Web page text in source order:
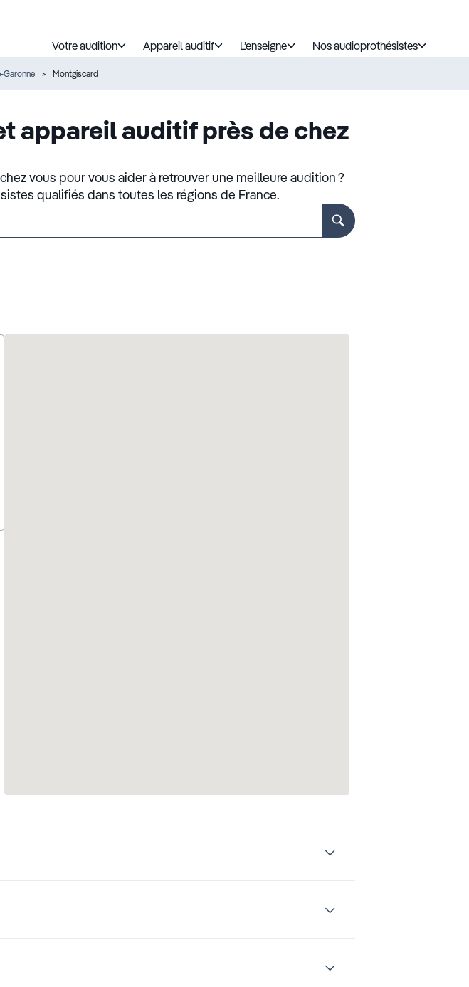
Votre audition Appareil auditif L’enseigne Nos audioprothésistes
Garonne Montgiscard
appareil auditif près de chez
vous pour vous aider à retrouver une meilleure audition ?
qualifiés dans toutes les régions de France.